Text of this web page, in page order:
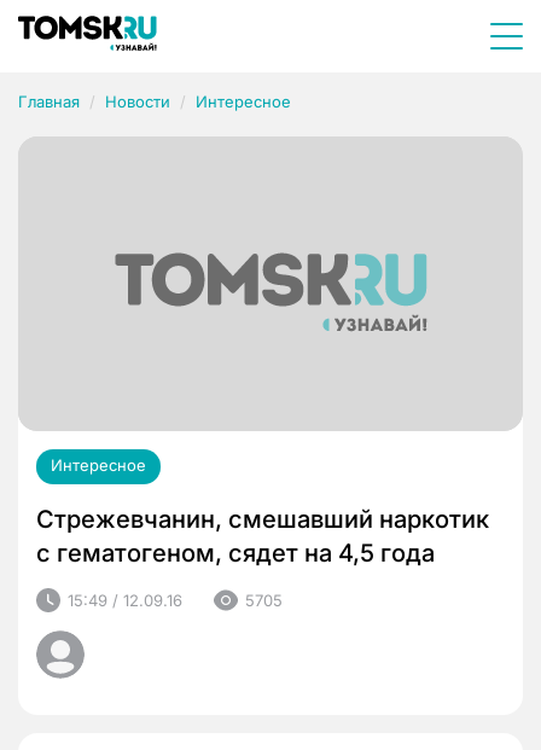
Главная Новости Интересное
Интересное
Стрежевчанин, смешавший наркотик
с гематогеном, сядет на 4,5 года
15:49 / 12.09.16 5705